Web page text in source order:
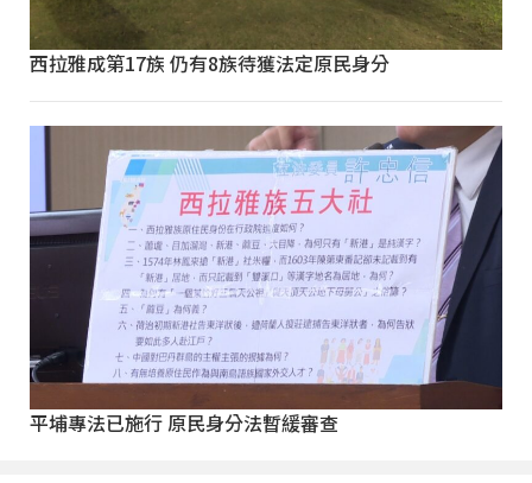
西拉雅成第17族 仍有8族待獲法定原民身分
平埔專法已施行 原民身分法暫緩審查